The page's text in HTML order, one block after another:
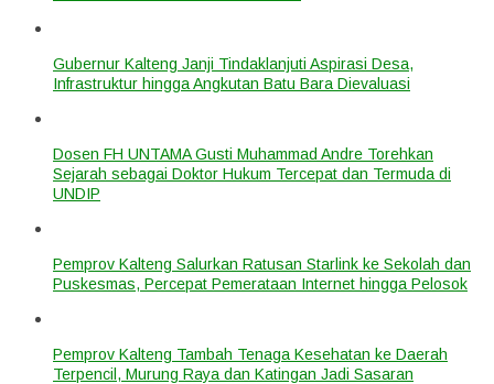
Gubernur Kalteng Janji Tindaklanjuti Aspirasi Desa,
Infrastruktur hingga Angkutan Batu Bara Dievaluasi
Dosen FH UNTAMA Gusti Muhammad Andre Torehkan
Sejarah sebagai Doktor Hukum Tercepat dan Termuda di
UNDIP
Pemprov Kalteng Salurkan Ratusan Starlink ke Sekolah dan
Puskesmas, Percepat Pemerataan Internet hingga Pelosok
Pemprov Kalteng Tambah Tenaga Kesehatan ke Daerah
Terpencil, Murung Raya dan Katingan Jadi Sasaran